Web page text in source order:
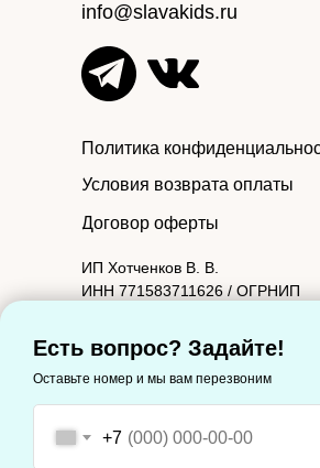
Есть вопрос? Задайте!
Оставьте номер и мы вам перезвоним
+7
info@slavakids.ru
ИП Хотченков В. В.
ИНН 771583711626 / ОГРНИП
Юридический адрес: 127221,
Молодцова ул, дом 2, корпус 1,
Фактический адрес: 127221,
Молодцова ул, дом 2, корпус 1,
Политика
Условия возврата оплаты
Договор оферты